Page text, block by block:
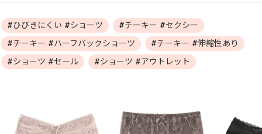
#ひびきにくい #ショーツ
#チーキー #セクシー
#チーキー #ハーフバックショーツ
#チーキー #伸縮性あり
#ショーツ #セール
#ショーツ #アウトレット